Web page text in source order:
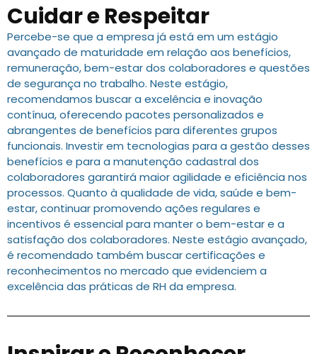
Cuidar e Respeitar
Percebe-se que a empresa já está em um estágio
avançado de maturidade em relação aos benefícios,
remuneração, bem-estar dos colaboradores e questões
de segurança no trabalho. Neste estágio,
recomendamos buscar a excelência e inovação
contínua, oferecendo pacotes personalizados e
abrangentes de benefícios para diferentes grupos
funcionais. Investir em tecnologias para a gestão desses
benefícios e para a manutenção cadastral dos
colaboradores garantirá maior agilidade e eficiência nos
processos. Quanto à qualidade de vida, saúde e bem-
estar, continuar promovendo ações regulares e
incentivos é essencial para manter o bem-estar e a
satisfação dos colaboradores. Neste estágio avançado,
é recomendado também buscar certificações e
reconhecimentos no mercado que evidenciem a
excelência das práticas de RH da empresa.